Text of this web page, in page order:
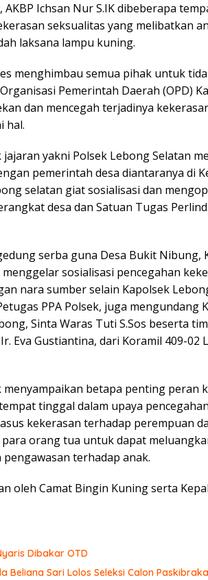
Ichsan Nur S.IK dibeberapa
seksualitas yang melibatkan
laksana lampu kuning.
menghimbau semua pihak untuk
Pemerintah Daerah (OPD)
dan mencegah terjadinya
hal.
yakni Polsek Lebong Selatan
pemerintah desa diantaranya di
selatan giat sosialisasi dan
desa dan Satuan Tugas
serba guna Desa Bukit Nibung,
sosialisasi pencegahan
nara sumber selain Kapolsek
PPA Polsek, juga mengundang
Sinta Waras Tuti S.Sos beserta
Eva Gustiantina, dari Koramil 409-02
menyampaikan betapa penting peran
tinggal dalam upaya
kekerasan terhadap perempuan
orang tua untuk dapat
terhadap anak.
oleh Camat Bingin Kuning serta
Dibakar OTD
Beliana Sari Lolos Seleksi Calon